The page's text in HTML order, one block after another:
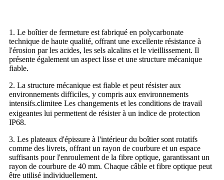
1. Le boîtier de fermeture est fabriqué en polycarbonate
technique de haute qualité, offrant une excellente résistance à
l'érosion par les acides, les sels alcalins et le vieillissement. Il
présente également un aspect lisse et une structure mécanique
fiable.
2. La structure mécanique est fiable et peut résister aux
environnements difficiles, y compris aux environnements
intensifs.climitee Les changements et les conditions de travail
exigeantes lui permettent de résister à un indice de protection
IP68.
3. Les plateaux d'épissure à l'intérieur du boîtier sont rotatifs
comme des livrets, offrant un rayon de courbure et un espace
suffisants pour l'enroulement de la fibre optique, garantissant un
rayon de courbure de 40 mm. Chaque câble et fibre optique peut
être utilisé individuellement.